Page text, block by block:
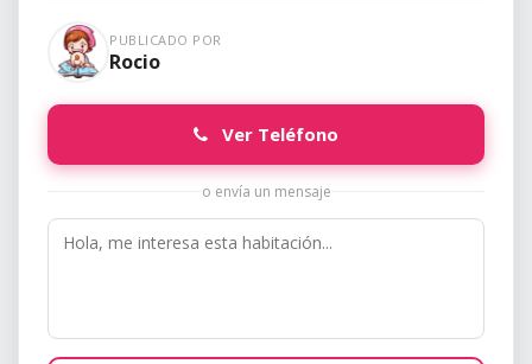
PUBLICADO POR
Rocio
Ver Teléfono
o envía un mensaje